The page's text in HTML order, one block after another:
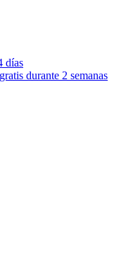
días
durante 2 semanas